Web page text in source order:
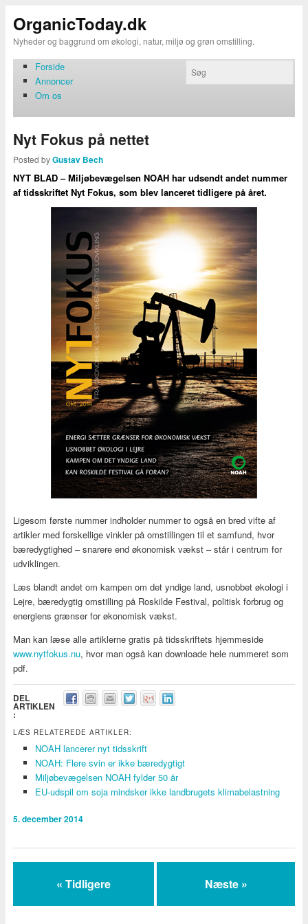
OrganicToday.dk
Nyheder og baggrund om økologi, natur, miljø og grøn omstilling.
Forside
Annoncer
Om os
Nyt Fokus på nettet
Posted byGustav Bech
NYT BLAD – Miljøbevægelsen NOAH har udsendt andet nummer
af tidsskriftet Nyt Fokus, som blev lanceret tidligere på året.
Ligesom første nummer indholder nummer to også en bred vifte af
artikler med forskellige vinkler på omstillingen til et samfund, hvor
bæredygtighed – snarere end økonomisk vækst – står i centrum for
udviklingen.
Læs blandt andet om kampen om det yndige land, usnobbet økologi i
Lejre, bæredygtig omstilling på Roskilde Festival, politisk forbrug og
energiens grænser for økonomisk vækst.
Man kan læse alle artiklerne gratis på tidsskriftets hjemmeside
www.nytfokus.nu, hvor man også kan downloade hele nummeret som
pdf.
DEL
ARTIKLEN
:
LÆS RELATEREDE ARTIKLER:
NOAH lancerer nyt tidsskrift
NOAH: Flere svin er ikke bæredygtigt
Miljøbevægelsen NOAH fylder 50 år
EU-udspil om soja mindsker ikke landbrugets klimabelastning
5. december 2014
« Tidligere Næste »